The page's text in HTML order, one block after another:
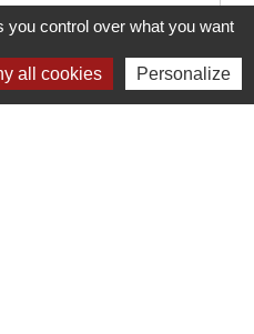
fenêtre, travaux...)
(INC)
control over what you want
all cookies Personalize